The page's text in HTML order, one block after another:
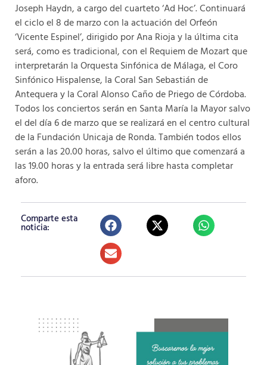
Joseph Haydn, a cargo del cuarteto ‘Ad Hoc’. Continuará
el ciclo el 8 de marzo con la actuación del Orfeón
‘Vicente Espinel’, dirigido por Ana Rioja y la última cita
será, como es tradicional, con el Requiem de Mozart que
interpretarán la Orquesta Sinfónica de Málaga, el Coro
Sinfónico Hispalense, la Coral San Sebastián de
Antequera y la Coral Alonso Caño de Priego de Córdoba.
Todos los conciertos serán en Santa María la Mayor salvo
el del día 6 de marzo que se realizará en el centro cultural
de la Fundación Unicaja de Ronda. También todos ellos
serán a las 20.00 horas, salvo el último que comenzará a
las 19.00 horas y la entrada será libre hasta completar
aforo.
Comparte esta
noticia: